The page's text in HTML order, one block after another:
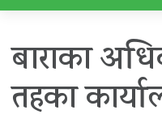
बाराका
तहका